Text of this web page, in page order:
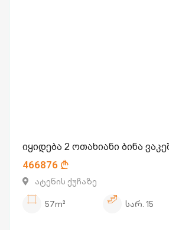
იყიდება 2 ოთახიანი ბინა
466876
ატენის ქუჩაზე
57m²
სარ. 15